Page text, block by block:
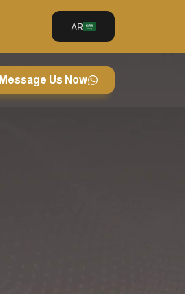
AR
Message Us Now